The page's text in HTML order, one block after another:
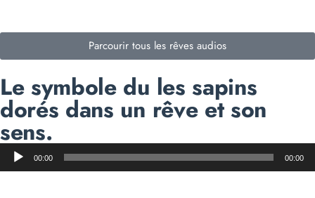
Parcourir tous les rêves audios
Le symbole du les sapins
dorés dans un rêve et son
sens.
Lecteur
audio00:00 00:00